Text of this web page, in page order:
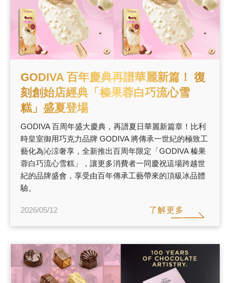
GODIVA 百年慶典再譜華麗新篇！ 復
刻創始店經典「榛果蓉白巧流心雪
糕」盛夏登場
GODIVA 百周年盛大慶典，再譜夏日華麗新篇章！比利
時皇室御用巧克力品牌 GODIVA 將傳承一世紀的極致工
藝化為沁涼奢享，全新推出百周年限定「GODIVA 榛果
蓉白巧流心雪糕」，讓更多消費者一同慶祝這場跨越世
紀的品牌盛會，享受由百年傳承工藝帶來的頂級冰品體
驗。
2026/05/12 了解更多